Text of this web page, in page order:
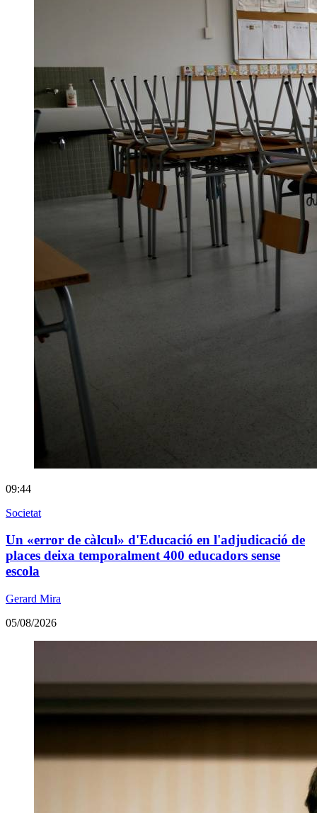
09:44
Societat
Un «error de càlcul» d'Educació en l'adjudicació de
places deixa temporalment 400 educadors sense
escola
Gerard Mira
05/08/2026